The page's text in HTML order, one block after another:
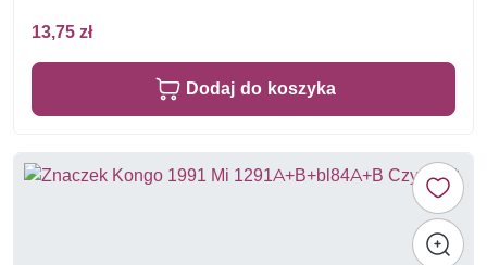
13,75 zł
Dodaj do koszyka